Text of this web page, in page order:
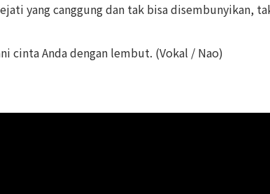
yang canggung dan tak bisa disembunyikan,
cinta Anda dengan lembut. (Vokal / Nao)